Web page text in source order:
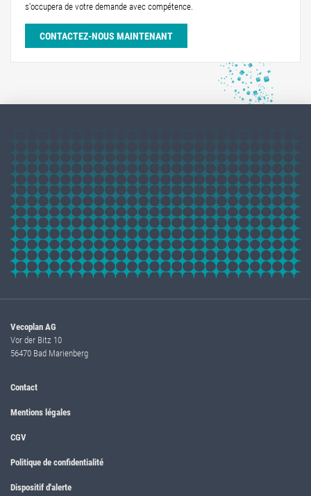
s'occupera de votre demande avec compétence.
CONTACTEZ-NOUS MAINTENANT
Vecoplan AG
Vor der Bitz 10
56470 Bad Marienberg
Contact
Mentions légales
CGV
Politique de confidentialité
Dispositif d'alerte